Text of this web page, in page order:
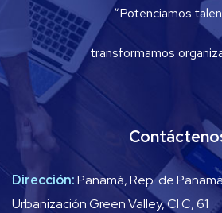
“Potenciamos
transformamos
Dirección:Panamá, Rep. de
Urbanización Green Valley, Cl C, 61